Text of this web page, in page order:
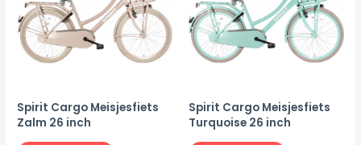
Spirit Cargo Meisjesfiets
Zalm 26 inch
Spirit Cargo Meisjesfiets
Turquoise 26 inch